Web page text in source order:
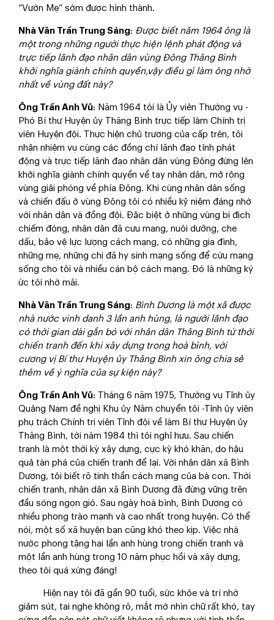
“Vườn Mẹ” sớm được hình thành.
Nhà Văn Trần Trung Sáng: Được biết năm 1964 ông là
một trong những người thực hiện lệnh phát động và
trực tiếp lãnh đạo nhân dân vùng Đông Thăng Bình
khởi nghĩa giành chính quyền,vậyđiều gì làm ông nhớ
nhất về vùng đất này?
Ông Trần Anh Vũ: Năm 1964 tôi là Ủy viên Thường vụ -
Phó Bí thư Huyện ủy Thăng Bình trực tiếp làm Chính trị
viên Huyện đội. Thực hiện chủ trương của cấp trên, tôi
nhận nhiệm vụ cùng các đồng chí lãnh đạo tỉnh phát
động và trực tiếp lãnh đạo nhân dân vùng Đông đứng lên
khởi nghĩa giành chính quyền về tay nhân dân, mở rộng
vùng giải phóng về phía Đông. Khi cùng nhân dân sống
và chiến đấu ở vùng Đông tôi có nhiều kỷ niệm đáng nhớ
với nhân dân và đồng đội. Đặc biệt ở những vùng bị địch
chiếm đóng, nhân dân đã cưu mang, nuôi dưỡng, che
dấu, bảo vệ lực lượng cách mạng, có những gia đình,
những mẹ, những chị đã hy sinh mạng sống để cứu mạng
sống cho tôi và nhiều cán bộ cách mạng. Đó là những ký
ức tôi nhớ mãi.
Nhà Văn Trần Trung Sáng: Bình Dương là một xã được
nhà nước vinh danh 3 lần anh hùng, là người lãnh đạo
có thời gian dài gắn bó với nhân dân Thăng Bình từ thời
chiến tranh đến khi xây dựng trong hoà bình, với
cương vị Bí thưHuyện ủy Thăng Bình xin ông chia sẻ
thêm về ý nghĩa của sự kiện này?
Ông Trần Anh Vũ: Tháng 6 năm 1975, Thường vụ Tỉnh ủy
Quảng Nam đề nghị Khu ủy Năm chuyển tôi -Tỉnh ủy viên
phụ trách Chính trị viên Tỉnh đội về làm Bí thư Huyện ủy
Thăng Bình, tới năm 1984 thì tôi nghỉ hưu. Sau chiến
tranh là một thời kỳ xây dựng, cực kỳ khó khăn, do hậu
quả tàn phá của chiến tranh để lại. Với nhân dân xã Bình
Dương, tôi biết rõ tinh thần cách mạng của bà con. Thời
chiến tranh, nhân dân xã Bình Dương đã đứng vững trên
đầu sóng ngọn gió. Sau ngày hoà bình, Bình Dương có
nhiều phong trào mạnh và cao nhất trong huyện. Có thể
nói, một số xã huyện bạn cũng khó theo kịp. Việc nhà
nước phong tặng hai lần anh hùng trong chiến tranh và
một lần anh hùng trong 10 năm phục hồi và xây dựng,
theo tôi quá xứng đáng!
Hiện nay tôi đã gần 90 tuổi, sức khỏe và trí nhớ
giảm sút, tai nghe không rõ, mắt mờ nhìn chữ rất khó, tay